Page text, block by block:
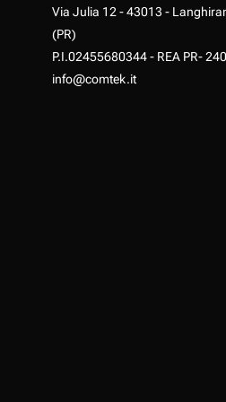
Via Julia 12 - 43013 -
(PR)
P.I.02455680344 - REA PR-
info@comtek.it